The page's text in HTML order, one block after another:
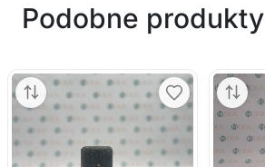
Podobne produkty